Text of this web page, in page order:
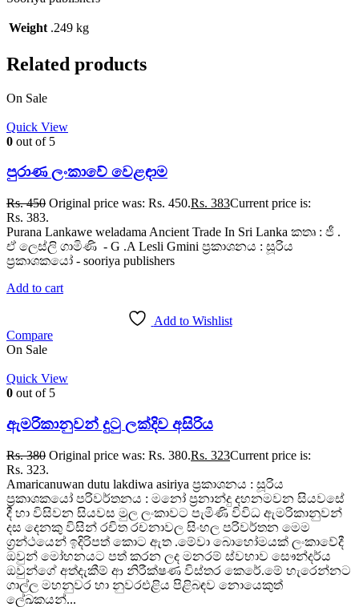
Weight .249 kg
Related products
On Sale
Quick View
0 out of 5
පුරාණ ලංකාවේ වෙළඳාම
Rs.450 Original price was: Rs. 450.Rs. 383Current price is:
Rs. 383.
Purana Lankawe weladama Ancient Trade In Sri Lanka කතෘ : ජී .
ඒ ලෙස්ලි ගාමිණි - G .A Lesli Gmini ප්‍රකාශනය : සූරිය
ප්‍රකාශකයෝ - sooriya publishers
Add to cart
Add to Wishlist
Compare
On Sale
Quick View
0 out of 5
ඇමරිකානුවන් දුටු ලක්දිව අසිරිය
Rs.380 Original price was: Rs. 380.Rs. 323Current price is:
Rs. 323.
Amaricanuwan dutu lakdiwa asiriya ප්‍රකාශනය : සූරිය
ප්‍රකාශකයෝ පරිවර්තනය : මනෝ ප්‍රනාන්දු දහනමවන සියවසේ
දී හා විසිවන සියවස මුල ලංකාවට පැමිණි විවිධ ඇමරිකානුවන්
දස දෙනකු විසින් රචිත රචනාවල සිංහල පරිවර්තන මෙම
ග්‍රන්ථයෙන් ඉදිරිපත් කොට ඇත .මේවා බොහෝමයක් ලංකාවේදී
ඔවුන් මෝහනයට පත් කරන ලද මනරම් ස්වභාව සෞන්දර්ය
ඔවුන්ගේ අත්දැකීම් ආ නිරීක්ෂණ විස්තර කෙරේ.මේ හැරෙන්නට
ගාල්ල මහනුවර හා නුවරඑළිය පිළිබඳව නොයෙකුත්
ලේඛකයන්...